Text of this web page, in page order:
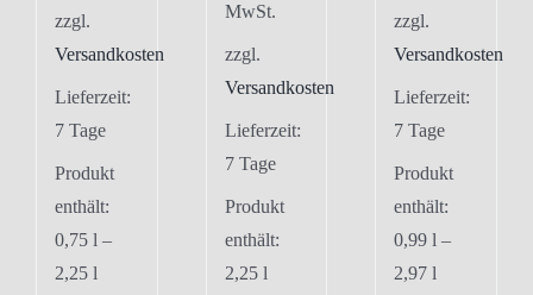
zzgl.
Versandkosten
Lieferzeit:
7 Tage
Produkt
enthält:
0,75 l –
2,25 l
MwSt.
zzgl.
Versandkosten
Lieferzeit:
7 Tage
Produkt
enthält:
2,25 l
zzgl.
Versandkosten
Lieferzeit:
7 Tage
Produkt
enthält:
0,99l –
2,97l